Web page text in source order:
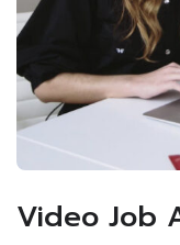
Video Job